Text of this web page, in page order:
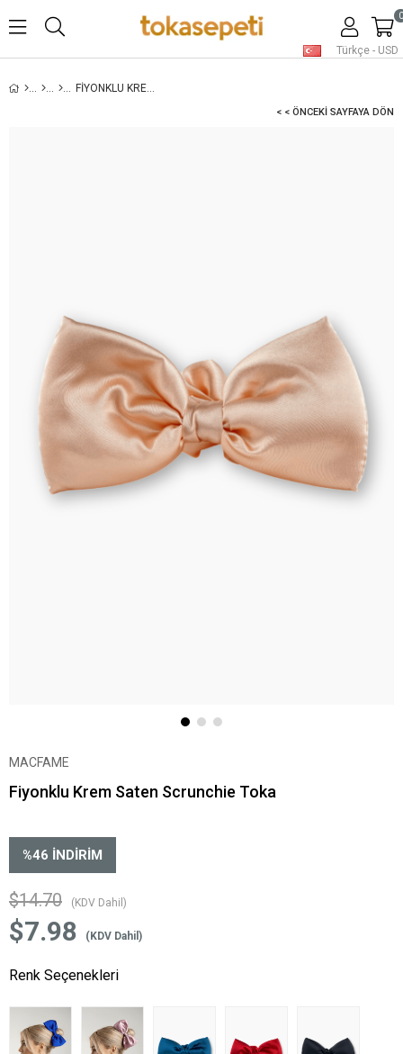
Türkçe - USD
0
FIYONKLU KREM SATEN SCRUNCHIE TOKA
< < ÖNCEKI SAYFAYA DÖN
MACFAME
Fiyonklu Krem Saten Scrunchie Toka
%46 İNDIRIM
$14.70 (KDV Dahil)
$7.98 (KDV Dahil)
Renk Seçenekleri